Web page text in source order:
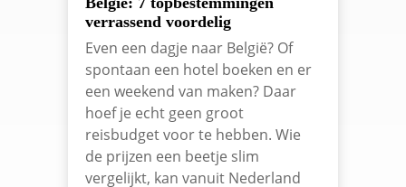
verrassend voordelig
Even een dagje naar België? Of
spontaan een hotel boeken en er
een weekend van maken? Daar
hoef je echt geen groot
reisbudget voor te hebben. Wie
de prijzen een beetje slim
vergelijkt, kan vanuit Nederland